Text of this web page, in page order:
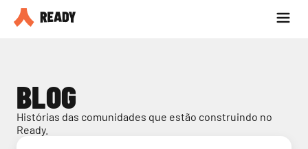
Seja parceiro
BLOG
Histórias das comunidades que estão construindo no
Ready.